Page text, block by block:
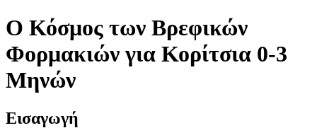
Ο Κόσμος των Βρεφικών
Φορμακιών για Κορίτσια 0-3
Μηνών
Εισαγωγή